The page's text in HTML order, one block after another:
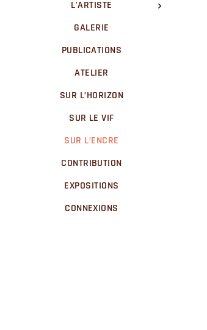
L'ARTISTE
GALERIE
PUBLICATIONS
ATELIER
SUR L’HORIZON
SUR LE VIF
SUR L’ENCRE
CONTRIBUTION
EXPOSITIONS
CONNEXIONS